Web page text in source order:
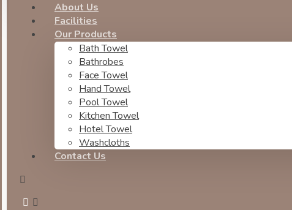
About Us
Facilities
Our Products
Bath Towel
Bathrobes
Face Towel
Hand Towel
Pool Towel
Kitchen Towel
Hotel Towel
Washcloths
Contact Us